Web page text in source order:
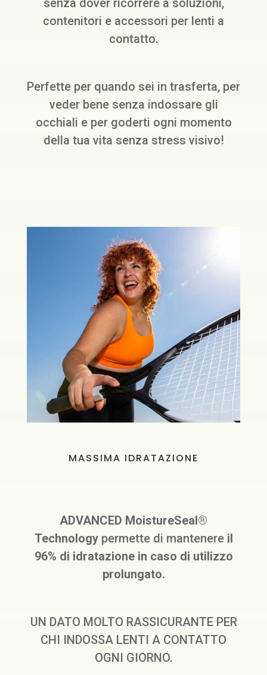
senza dover ricorrere a soluzioni,
contenitori e accessori per lenti a
contatto.
Perfette per quando sei in trasferta, per
veder bene senza indossare gli
occhiali e per goderti ogni momento
della tua vita senza stress visivo!
MASSIMA IDRATAZIONE
ADVANCED MoistureSeal®
Technologypermette di mantenereil
96% di idratazione in caso di utilizzo
prolungato.
UN DATO MOLTO RASSICURANTE PER
CHI INDOSSA LENTI A CONTATTO
OGNI GIORNO.